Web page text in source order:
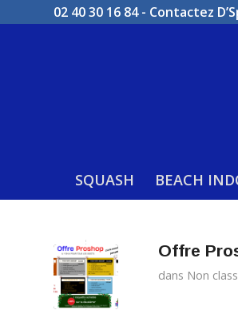
02 40 30 16 84 - Contactez
SQUASH BEACH
Offre
dans Non